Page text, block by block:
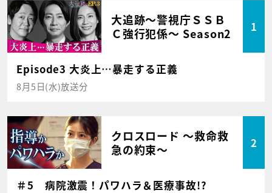
大追跡～警視庁ＳＳＢ
Ｃ強行犯係～ Season2
1
Episode3 大炎上…暴走する正義
8月5日(水)放送分
クロスロード ～救命救
急の約束～
2
＃5 病院激震！パワハラ＆医療事故!?